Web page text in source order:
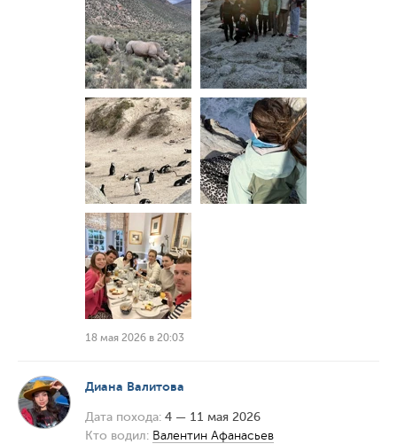
18 мая 2026 в 20:03
Диана Валитова
Дата похода: 4 — 11 мая 2026
Кто водил: Валентин Афанасьев